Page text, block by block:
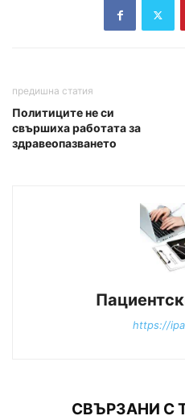
предишна статия
Политиците не си
свършиха работата за
здравеопазването
https://
СВЪРЗАНИ С